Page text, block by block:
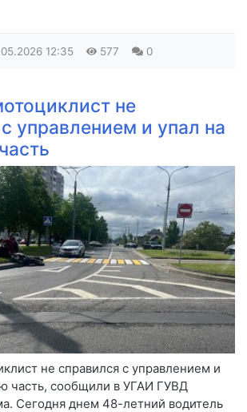
12:35 577 0
не
управлением и упал на
не справился с управлением и
часть, сообщили в УГАИ ГУВД
Сегодня днем 48-летний водитель